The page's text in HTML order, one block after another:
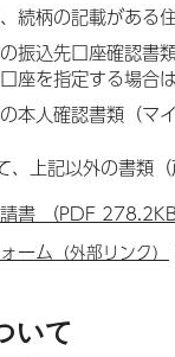
続柄の記載がある
振込先口座確認書
座を指定する場合
本人確認書類（マ
、上記以外の書類
書 （PDF 278.2KB
ーム （外部リンク）
いて